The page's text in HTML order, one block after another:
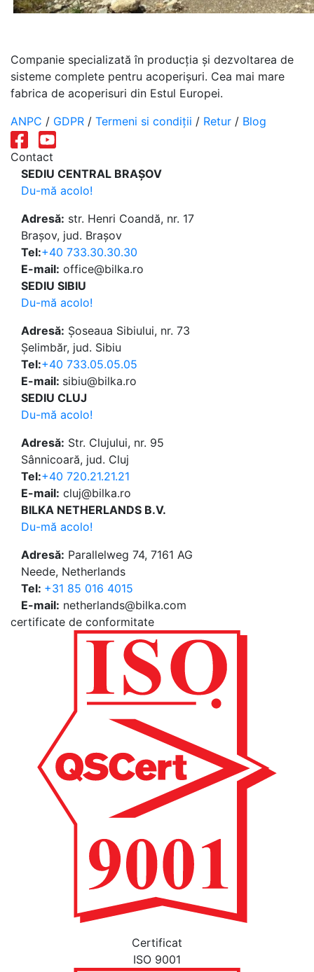
Companie specializată în producția și dezvoltarea de
sisteme complete pentru acoperișuri. Cea mai mare
fabrica de acoperisuri din Estul Europei.
ANPC / GDPR / Termeni si condiții / Retur / Blog
Contact
SEDIU CENTRAL BRAȘOV
Du-mă acolo!
Adresă: str. Henri Coandă, nr. 17
Brașov, jud. Brașov
Tel:+40 733.30.30.30
E-mail: office@bilka.ro
SEDIU SIBIU
Du-mă acolo!
Adresă: Șoseaua Sibiului, nr. 73
Șelimbăr, jud. Sibiu
Tel:+40 733.05.05.05
E-mail: sibiu@bilka.ro
SEDIU CLUJ
Du-mă acolo!
Adresă: Str. Clujului, nr. 95
Sânnicoară, jud. Cluj
Tel:+40 720.21.21.21
E-mail: cluj@bilka.ro
BILKA NETHERLANDS B.V.
Du-mă acolo!
Adresă: Parallelweg 74, 7161 AG
Neede, Netherlands
Tel: +31 85 016 4015
E-mail: netherlands@bilka.com
certificate de conformitate
Certificat
ISO 9001